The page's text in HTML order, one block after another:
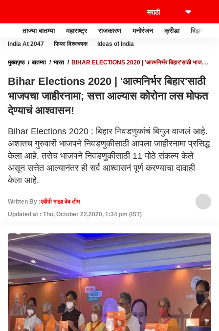
ताज्या बातम्या महाराष्ट्र राजकारण मनोरंजन क्रीडा बिझनेस
India At 2047 फिफा विश्वचषक Ideas of India
मुख्यपृष्ठ बातम्या भारत
BIHAR ELECTIONS 2020 | 'आत्मनिर्भर बिहार'साठी भाजपचा
Bihar Elections 2020 | 'आत्मनिर्भर बिहार'साठी
भाजपचा जाहीरनामा; सत्ता आल्यास कोरोना लस मोफत
देण्याचं आश्वासन!
Bihar Elections 2020 : बिहार निवडणुकांचं बिगुल वाजलं आहे.
अशातच गुरुवारी भाजपने निवडणुकीसाठी आपला जाहीरनामा प्रसिद्ध
केला आहे. तसेच भाजपने निवडणुकीसाठी 11 मोठे संकल्प केले
असून सत्तेत आल्यानंतर ही सर्व आश्वासनं पूर्ण करण्याचा दावाही
केला आहे.
Written By :एबीपी माझा वेब टीम
Updated at : Thu, October 22,2020, 1:34 pm (IST)